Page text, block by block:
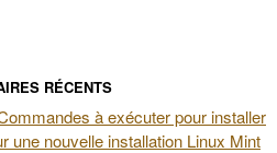
RÉCENTS
à exécuter pour installer
une nouvelle installation Linux Mint